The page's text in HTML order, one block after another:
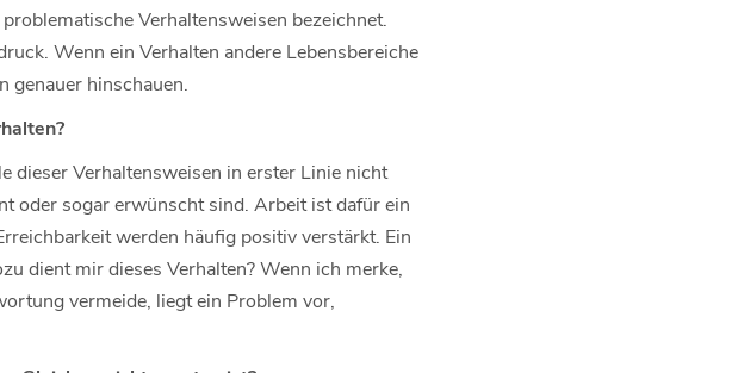
Verhaltensweisen bezeichnet.
Wenn ein Verhalten andere Lebensbereiche
hinschauen.
dieser Verhaltensweisen in erster Linie nicht
oder sogar erwünscht sind. Arbeit ist dafür ein
werden häufig positiv verstärkt. Ein
dient mir dieses Verhalten? Wenn ich merke,
vermeide, liegt ein Problem vor,